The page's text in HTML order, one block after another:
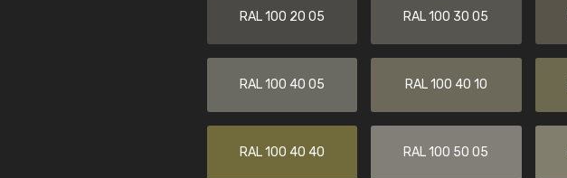
RAL 100 20 05 RAL 100 30 05
RAL 100 40 05 RAL 100 40 10
RAL 100 40 40 RAL 100 50 05